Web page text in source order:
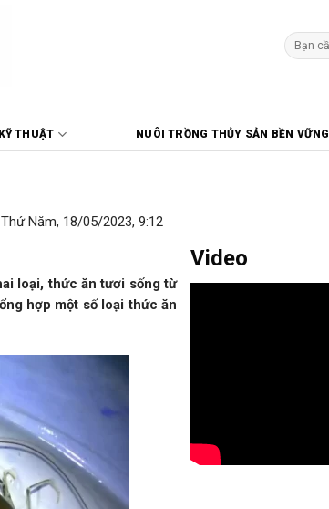
Tìm
kiếm:
THUẬT NUÔI TRỒNG THỦY SẢN BỀN VỮNG
Thứ Năm, 18/05/2023, 9:12
loại, thức ăn tươi sống từ
hợp một số loại thức ăn
Video